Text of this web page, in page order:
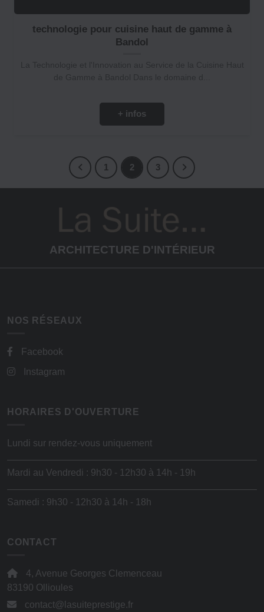
technologie pour cuisine haut de gamme à
Bandol
+ infos
1 2 3
ARCHITECTURE D'INTÉRIEUR
NOS RÉSEAUX
Facebook
Instagram
HORAIRES D'OUVERTURE
Lundi sur rendez-vous uniquement
Mardi au Vendredi : 9h30 - 12h30 à 14h - 19h
Samedi : 9h30 - 12h30 à 14h - 18h
CONTACT
4, Avenue Georges Clemenceau
83190 Ollioules
contact@lasuiteprestige.fr